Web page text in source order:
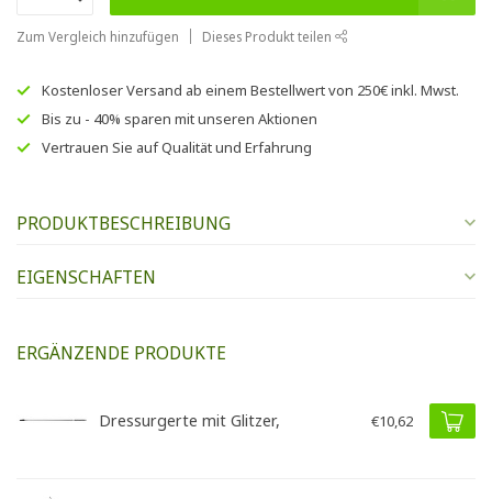
Zum Vergleich hinzufügen Dieses Produkt teilen
Kostenloser Versand ab einem Bestellwert von 250€inkl. Mwst.
Bis zu - 40% sparen mit unseren Aktionen
Vertrauen Sie aufQualität und Erfahrung
PRODUKTBESCHREIBUNG
EIGENSCHAFTEN
ERGÄNZENDE PRODUKTE
Dressurgerte mit Glitzer, €10,62